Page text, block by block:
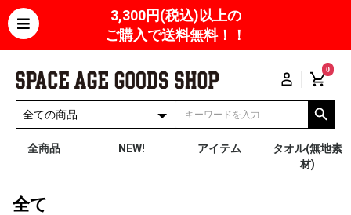
3,300円(税込)以上の
ご購入で送料無料！！
0
全商品 NEW! アイテム
タオル(無地素
材)
全て